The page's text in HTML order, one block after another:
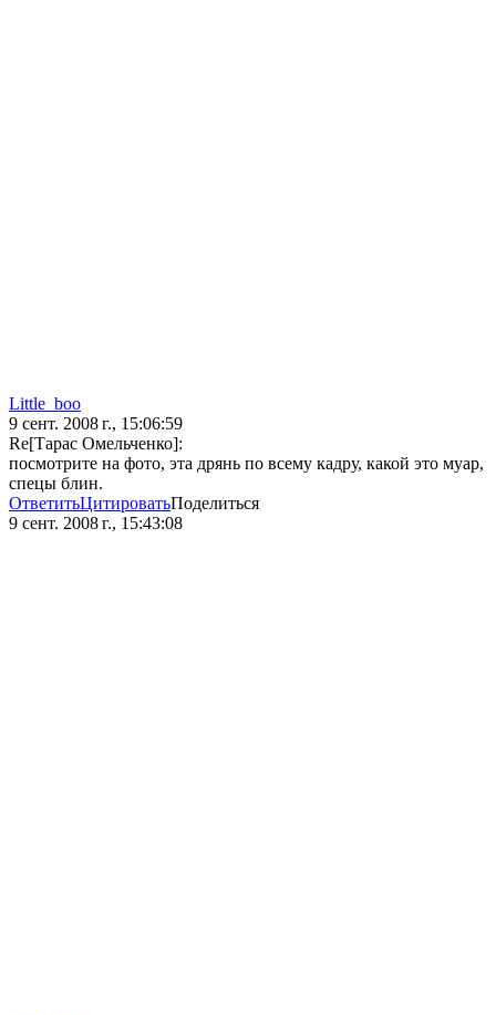
Little_boo
9 сент. 2008 г., 15:06:59
Re[Тарас Омельченко]:
посмотрите на фото, эта дрянь по всему кадру, какой это муар,
спецы блин.
ОтветитьЦитироватьПоделиться
9 сент. 2008 г., 15:43:08